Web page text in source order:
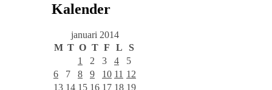
kategori
Kalender
januari 2014
M T O T F L
S
1
2 3 4
5
6
7 8 9 10 11 12
13 14 15 16 17 18 19